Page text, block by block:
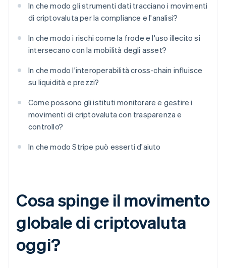
In che modo gli strumenti dati tracciano i movimenti
di criptovaluta per la compliance e l'analisi?
In che modo i rischi come la frode e l'uso illecito si
intersecano con la mobilità degli asset?
In che modo l'interoperabilità cross-chain influisce
su liquidità e prezzi?
Come possono gli istituti monitorare e gestire i
movimenti di criptovaluta con trasparenza e
controllo?
In che modo Stripe può esserti d'aiuto
Cosa spinge il movimento
globale di criptovaluta
oggi?